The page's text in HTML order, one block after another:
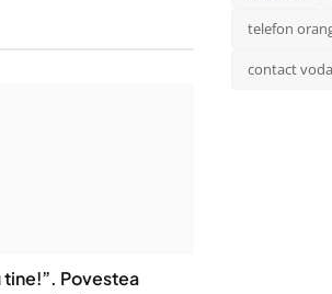
tine!”. Povestea
telefon
contact